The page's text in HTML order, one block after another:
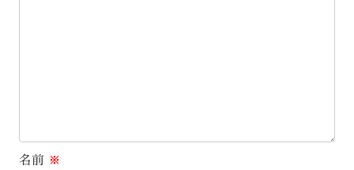
名前 ※